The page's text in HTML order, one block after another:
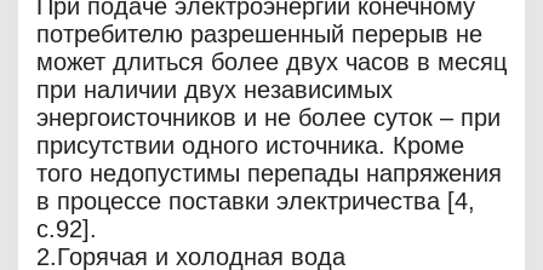
При подаче электроэнергии конечному
потребителю разрешенный перерыв не
может длиться более двух часов в месяц
при наличии двух независимых
энергоисточников и не более суток – при
присутствии одного источника. Кроме
того недопустимы перепады напряжения
в процессе поставки электричества [4,
c.92].
2.Горячая и холодная вода